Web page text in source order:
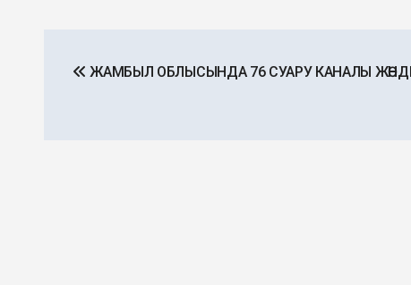
navigation
ЖАМБЫЛ ОБЛЫСЫНДА 76 СУАРУ КАНАЛЫ